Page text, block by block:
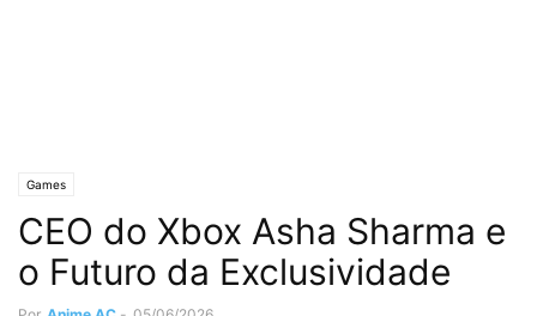
Games
CEO do Xbox Asha Sharma e
o Futuro da Exclusividade